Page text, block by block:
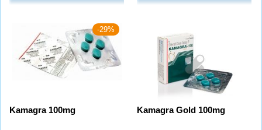
-29%
Kamagra 100mg Kamagra Gold 100mg